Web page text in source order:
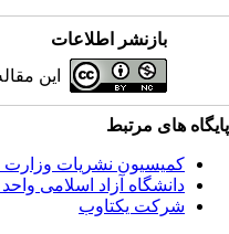
بازنشر اطلاعات
این
پایگاه های مرتبط
کمیسیون نشریات وزارت
دانشگاه آزاد اسلامی واحد
شرکت یکتاوب